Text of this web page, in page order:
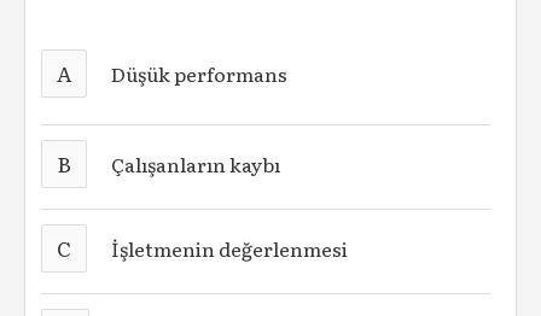
A Düşük performans
B Çalışanların kaybı
C İşletmenin değerlenmesi